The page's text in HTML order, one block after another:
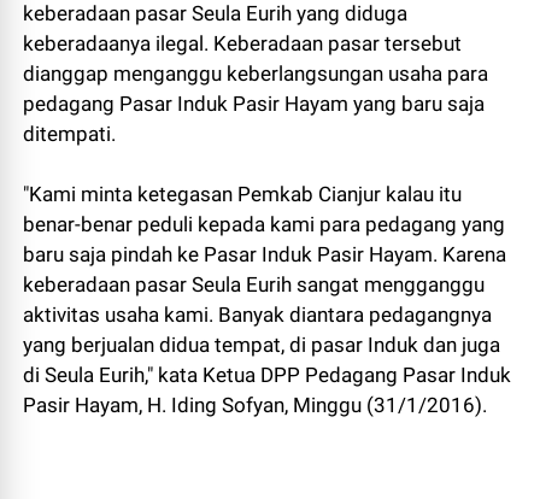
keberadaan pasar Seula Eurih yang diduga
keberadaanya ilegal. Keberadaan pasar tersebut
dianggap menganggu keberlangsungan usaha para
pedagang Pasar Induk Pasir Hayam yang baru saja
ditempati.
"Kami minta ketegasan Pemkab Cianjur kalau itu
benar-benar peduli kepada kami para pedagang yang
baru saja pindah ke Pasar Induk Pasir Hayam. Karena
keberadaan pasar Seula Eurih sangat mengganggu
aktivitas usaha kami. Banyak diantara pedagangnya
yang berjualan didua tempat, di pasar Induk dan juga
di Seula Eurih," kata Ketua DPP Pedagang Pasar Induk
Pasir Hayam, H. Iding Sofyan, Minggu (31/1/2016).